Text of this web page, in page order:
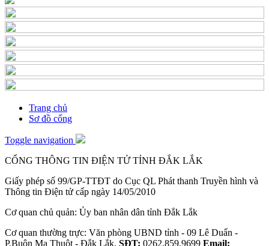
Trang chủ
Sơ đồ cổng
Toggle navigation
CỔNG THÔNG TIN ĐIỆN TỬ TỈNH ĐẮK LẮK
Giấy phép số 99/GP-TTĐT do Cục QL Phát thanh Truyền hình và
Thông tin Điện tử cấp ngày 14/05/2010
Cơ quan chủ quản: Ủy ban nhân dân tỉnh Đắk Lắk
Cơ quan thường trực: Văn phòng UBND tỉnh - 09 Lê Duẩn -
P.Buôn Ma Thuột - Đắk Lắk. SĐT: 0262.859.9699 Email: